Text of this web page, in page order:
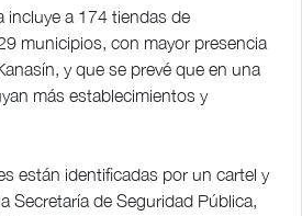
incluye a 174 tiendas de
municipios, con mayor presencia
y que se prevé que en una
más establecimientos y
están identificadas por un cartel y
Secretaría de Seguridad Pública,